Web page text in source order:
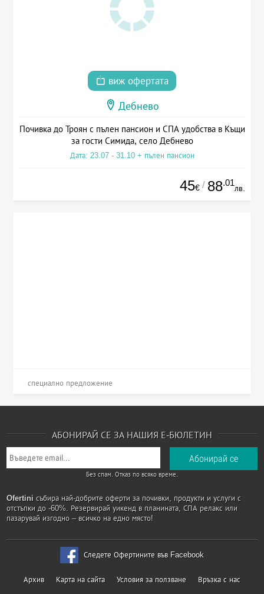
виж офертата
Дебнево
Почивка до Троян с пълен пансион и СПА удобства в Къщи
за гости Симида, село Дебнево
Дата: 23.07 - 31.10 + пълен пансион
45€ / 88.01
лв.
специално предложение
АБОНИРАЙ СЕ ЗА НАШИЯ Е-БЮЛЕТИН
Без спам. Отказ по всяко време.
Ofertini събира най-добрите оферти за почивки, продукти и услуги с
отстъпки до -60%. Резервирай уикенд в планината, СПА релакс или
пазарувай изгодно – всичко на едно място!
Следете Офертините във Facebook
Архив Карта на сайта Условия за ползване Връзка с нас